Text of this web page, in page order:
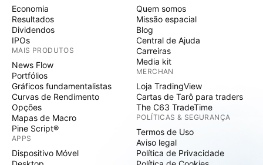
Economia
Resultados
Dividendos
IPOs
MAIS PRODUTOS
News Flow
Portfólios
Gráficos fundamentalistas
Curvas de Rendimento
Opções
Mapas de Macro
Pine Script®
APPS
Dispositivo Móvel
Quem somos
Missão espacial
Blog
Central de Ajuda
Carreiras
Media kit
MERCHAN
Loja TradingView
Cartas de Tarô para traders
The C63 TradeTime
POLÍTICAS & SEGURANÇA
Termos de Uso
Aviso legal
Política de Privacidade